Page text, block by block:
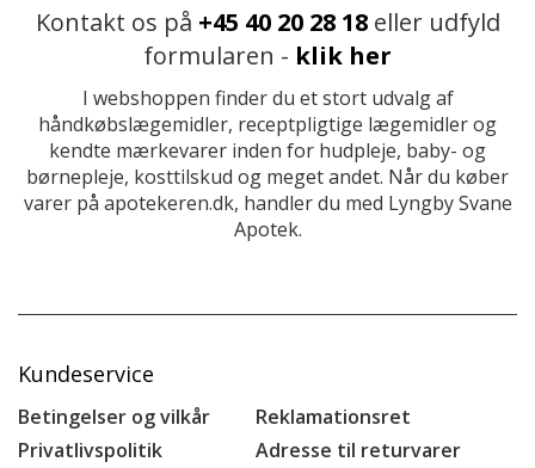
Kontakt os på +45 40 20 28 18eller udfyld
formularen - klik her
I webshoppen finder du et stort udvalg af
håndkøbslægemidler, receptpligtige lægemidler og
kendte mærkevarer inden for hudpleje, baby- og
børnepleje, kosttilskud og meget andet. Når du køber
varer på apotekeren.dk, handler du med Lyngby Svane
Apotek.
Kundeservice
Betingelser og vilkår
Privatlivspolitik
Reklamationsret
Adresse til returvarer